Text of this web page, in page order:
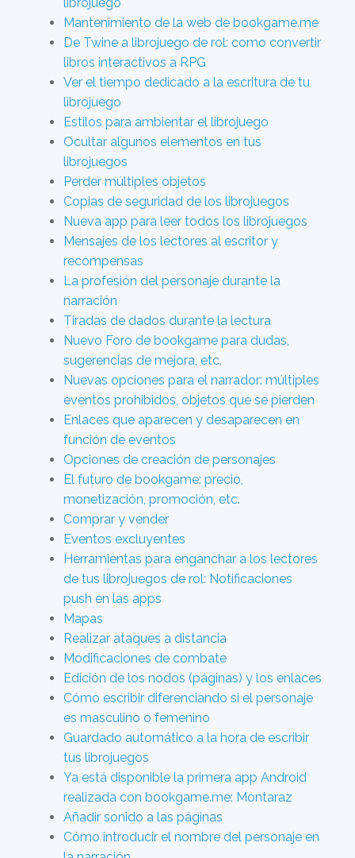
Mantenimiento de la web de bookgame.me
De Twine a librojuego de rol: como convertir
libros interactivos a RPG
Ver el tiempo dedicado a la escritura de tu
librojuego
Estilos para ambientar el librojuego
Ocultar algunos elementos en tus
librojuegos
Perder múltiples objetos
Copias de seguridad de los librojuegos
Nueva app para leer todos los librojuegos
Mensajes de los lectores al escritor y
recompensas
La profesión del personaje durante la
narración
Tiradas de dados durante la lectura
Nuevo Foro de bookgame para dudas,
sugerencias de mejora, etc.
Nuevas opciones para el narrador: múltiples
eventos prohibidos, objetos que se pierden
Enlaces que aparecen y desaparecen en
función de eventos
Opciones de creación de personajes
El futuro de bookgame: precio,
monetización, promoción, etc.
Comprar y vender
Eventos excluyentes
Herramientas para enganchar a los lectores
de tus librojuegos de rol: Notificaciones
push en las apps
Mapas
Realizar ataques a distancia
Modificaciones de combate
Edición de los nodos (páginas) y los enlaces
Cómo escribir diferenciando si el personaje
es masculino o femenino
Guardado automático a la hora de escribir
tus librojuegos
Ya está disponible la primera app Android
realizada con bookgame.me: Montaraz
Añadir sonido a las páginas
Cómo introducir el nombre del personaje en